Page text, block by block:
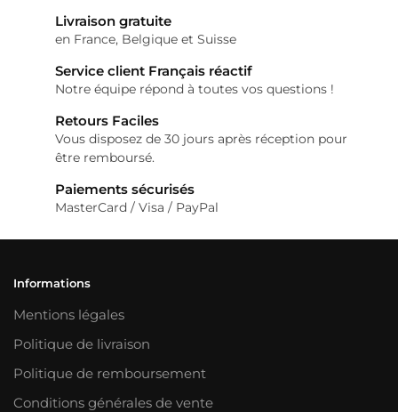
Livraison gratuite
en France, Belgique et Suisse
Service client Français réactif
Notre équipe répond à toutes vos questions !
Retours Faciles
Vous disposez de 30 jours après réception pour
être remboursé.
Paiements sécurisés
MasterCard / Visa / PayPal
Informations
Mentions légales
Politique de livraison
Politique de remboursement
Conditions générales de vente